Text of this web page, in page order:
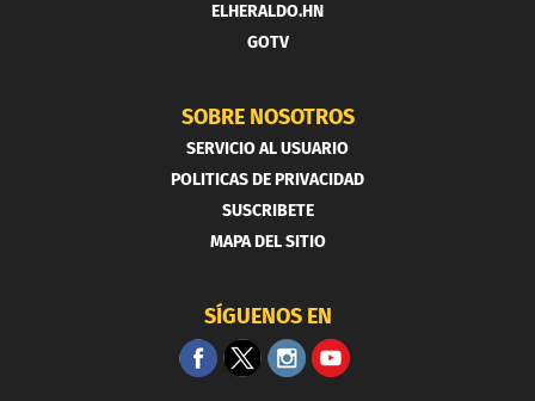
ELHERALDO.HN
GOTV
SOBRE NOSOTROS
SERVICIO AL USUARIO
POLITICAS DE PRIVACIDAD
SUSCRIBETE
MAPA DEL SITIO
SÍGUENOS EN